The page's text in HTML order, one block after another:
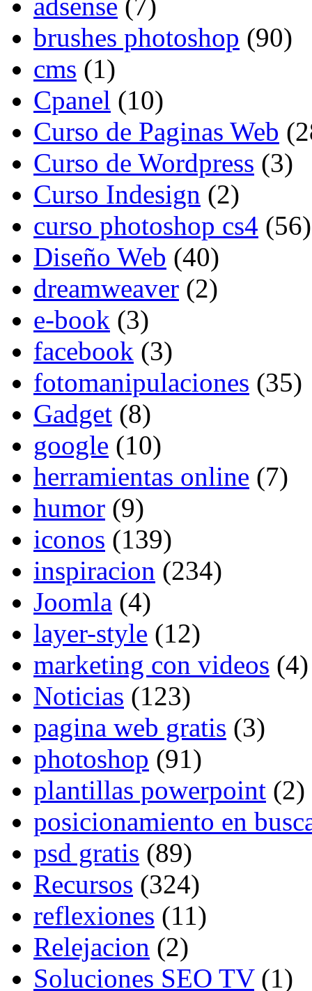
adsense (7)
brushes photoshop (90)
cms (1)
Cpanel (10)
Curso de Paginas Web
Curso de Wordpress (3)
Curso Indesign (2)
curso photoshop cs4 (56)
Diseño Web (40)
dreamweaver (2)
e-book (3)
facebook (3)
fotomanipulaciones (35)
Gadget (8)
google (10)
herramientas online (7)
humor (9)
iconos (139)
inspiracion (234)
Joomla (4)
layer-style (12)
marketing con videos (4)
Noticias (123)
pagina web gratis (3)
photoshop (91)
plantillas powerpoint (2)
posicionamiento en
psd gratis (89)
Recursos (324)
reflexiones (11)
Relejacion (2)
Soluciones SEO TV(1)